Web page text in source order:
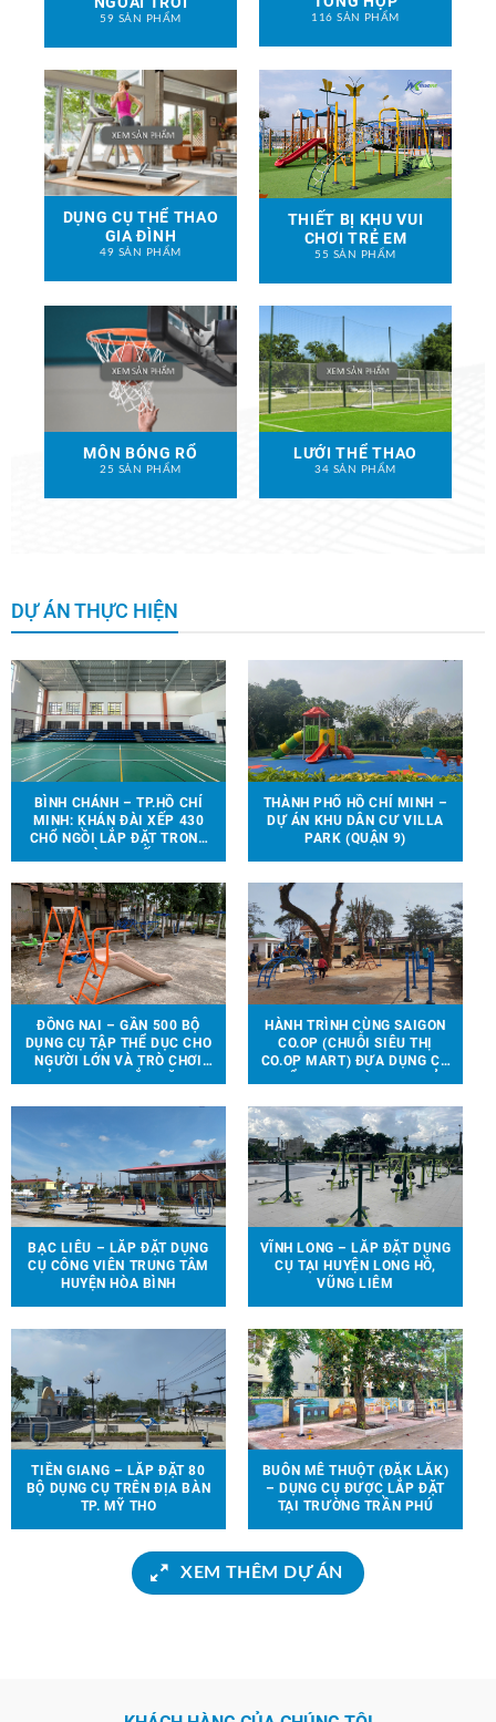
59 SẢN PHẨM 116 SẢN PHẨM
DỤNG CỤ THỂ THAO
GIA ĐÌNH
49 SẢN PHẨM
THIẾT BỊ KHU VUI
CHƠI TRẺ EM
55 SẢN PHẨM
MÔN BÓNG RỔ
25 SẢN PHẨM
LƯỚI THỂ THAO
34 SẢN PHẨM
DỰ ÁN THỰC HIỆN
BÌNH CHÁNH – TP.HỒ CHÍ
MINH: KHÁN ĐÀI XẾP 430
CHỔ NGỒI LẮP ĐẶT TRONG
THÀNH PHỐ HỒ CHÍ MINH –
DỰ ÁN KHU DÂN CƯ VILLA
PARK (QUẬN 9)
ĐỒNG NAI – GẦN 500 BỘ
DỤNG CỤ TẬP THỂ DỤC CHO
NGƯỜI LỚN VÀ TRÒ CHƠI
HÀNH TRÌNH CÙNG SAIGON
CO.OP (CHUỖI SIÊU THỊ
CO.OP MART) ĐƯA DỤNG CỤ
HỌC TẠI 6 TỈNH THÀNH
BẠC LIÊU – LẮP ĐẶT DỤNG
CỤ CÔNG VIÊN TRUNG TÂM
HUYỆN HÒA BÌNH
VĨNH LONG – LẮP ĐẶT DỤNG
CỤ TẠI HUYỆN LONG HỒ,
VŨNG LIÊM
TIỀN GIANG – LẮP ĐẶT 80
BỘ DỤNG CỤ TRÊN ĐỊA BÀN
TP. MỸ THO
BUÔN MÊ THUỘT (ĐẮK LẮK)
– DỤNG CỤ ĐƯỢC LẮP ĐẶT
TẠI TRƯỜNG TRẦN PHÚ
XEM THÊM DỰ ÁN